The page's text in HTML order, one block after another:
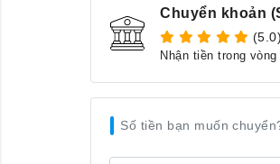
Chuyển khoản
(5.0)
Nhận tiền trong
Số tiền bạn muốn